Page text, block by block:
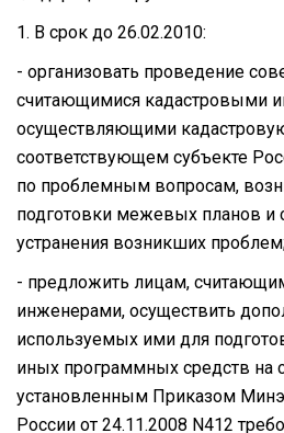
1. В срок до 26.02.2010:
- организовать проведение
считающимися кадастровыми
осуществляющими
соответствующем субъекте
по проблемным вопросам,
подготовки межевых планов и
устранения возникших
- предложить лицам,
инженерами, осуществить
используемых ими для
иных программных средств на
установленным Приказом
России от 24.11.2008 N412